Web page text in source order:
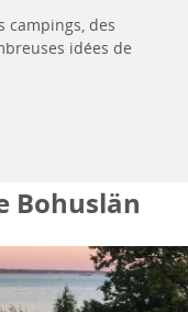
campings, des
idées de
Bohuslän